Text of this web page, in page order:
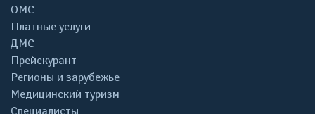
ОМС
Платные услуги
ДМС
Прейскурант
Регионы и зарубежье
Медицинский туризм
Специалисты